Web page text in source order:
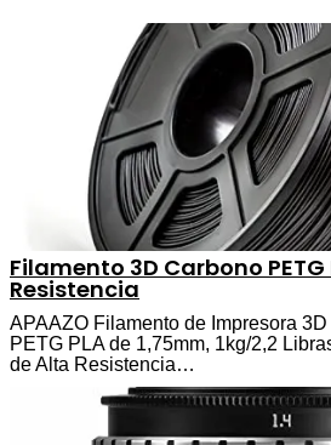
Filamento 3D Carbono PETG
Resistencia
APAAZO Filamento de Impresora
PETG PLA de 1,75mm, 1kg/2,2
de Alta Resistencia…